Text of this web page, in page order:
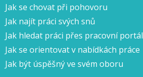
Jak se chovat při pohovoru
Jak najít práci svých snů
Jak hledat práci přes pracovní portál
Jak se orientovat v nabídkách práce
Jak být úspěšný ve svém oboru